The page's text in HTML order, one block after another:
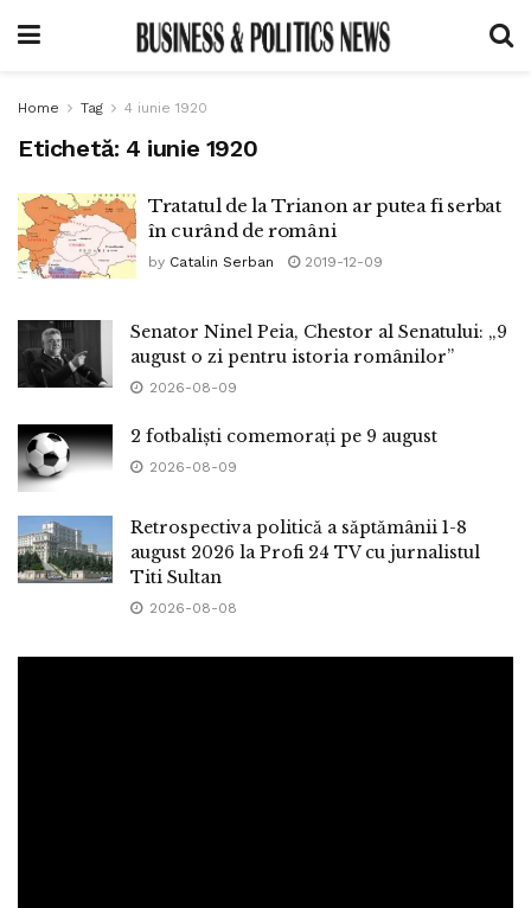
Home Tag 4 iunie 1920
Etichetă: 4 iunie 1920
Tratatul de la Trianon ar putea fi serbat
în curând de români
by Catalin Serban 2019-12-09
Senator Ninel Peia, Chestor al Senatului: „9
august o zi pentru istoria românilor”
2026-08-09
2 fotbaliști comemorați pe 9 august
2026-08-09
Retrospectiva politică a săptămânii 1-8
august 2026 la Profi 24 TV cu jurnalistul
Titi Sultan
2026-08-08